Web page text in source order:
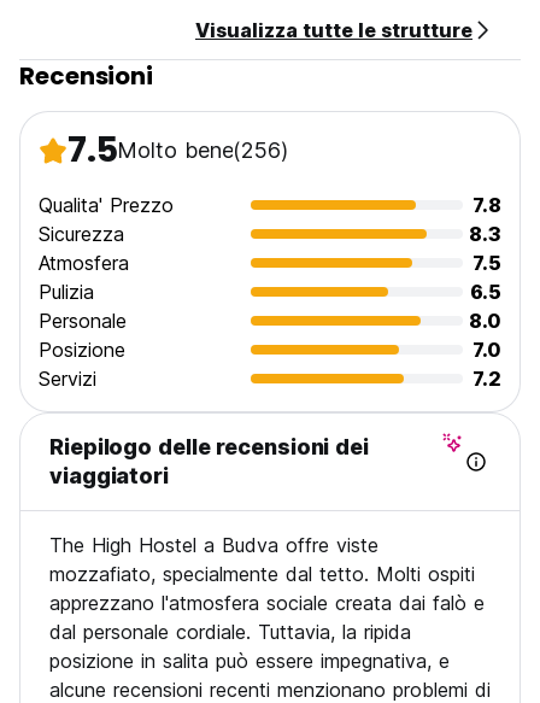
Visualizza tutte le strutture
Recensioni
7.5Molto bene(256)
Qualita' Prezzo
7.8
Sicurezza
8.3
Atmosfera
7.5
Pulizia
6.5
Personale
8.0
Posizione
7.0
Servizi
7.2
Riepilogo delle recensioni dei
viaggiatori
The High Hostel a Budva offre viste
mozzafiato, specialmente dal tetto. Molti ospiti
apprezzano l'atmosfera sociale creata dai falò e
dal personale cordiale. Tuttavia, la ripida
posizione in salita può essere impegnativa, e
alcune recensioni recenti menzionano problemi di